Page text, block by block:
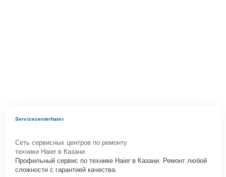
Servicecenterhaier
Сеть сервисных центров по ремонту
техники Haier в Казани.
Профильный сервис по технике Haier в Казани. Ремонт любой
сложности с гарантией качества.